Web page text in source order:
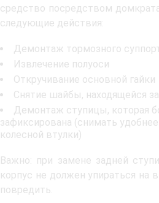
средство посредством
следующие действия:
Демонтаж тормозного
Извлечение полуоси
Откручивание основной гайки
Снятие шайбы, находящейся
Демонтаж ступицы, которая
зафиксирована (снимать
колесной втулки)
Важно: при замене задней
корпус не должен упираться на
повредить.